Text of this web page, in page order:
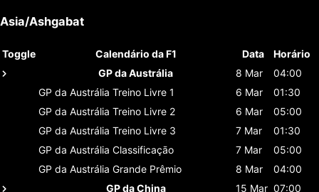
Asia/Ashgabat
Toggle Calendário da F1 Data
Horário
GP da Austrália
8 Mar
04:00
GP da Austrália Treino Livre 1 6 Mar
01:30
GP da Austrália Treino Livre 2 6 Mar
05:00
GP da Austrália Treino Livre 3 7 Mar
01:30
GP da Austrália Classificaçāo 7 Mar
05:00
GP da Austrália Grande Prêmio 8 Mar
04:00
GP da China
15 Mar 07:00